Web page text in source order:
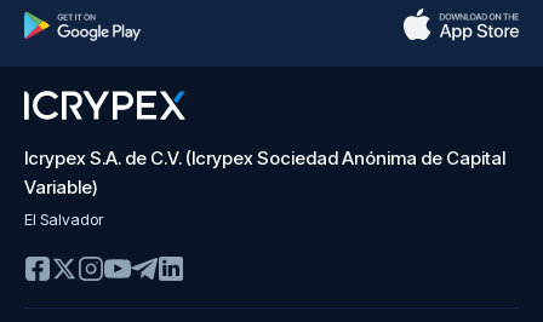
Icrypex S.A. de C.V. (Icrypex Sociedad Anónima de Capital
Variable)
El Salvador